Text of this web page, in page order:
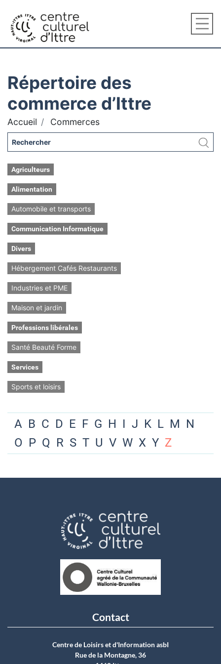
Répertoire des
commerce d’Ittre
Accueil Commerces
Agriculteurs
Alimentation
Automobile et transports
Communication Informatique
Divers
Hébergement Cafés Restaurants
Industries et PME
Maison et jardin
Professions libérales
Santé Beauté Forme
Services
Sports et loisirs
A B C D E F G H I J K L M N
O P Q R S T U V W X Y Z
Contact
Centre de Loisirs et d'Information asbI
Rue de la Montagne, 36